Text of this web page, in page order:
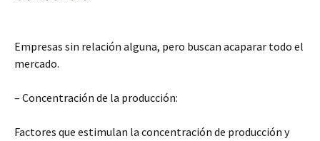
Empresas sin relación alguna, pero buscan acaparar todo el
mercado.
– Concentración de la producción:
Factores que estimulan la concentración de producción y